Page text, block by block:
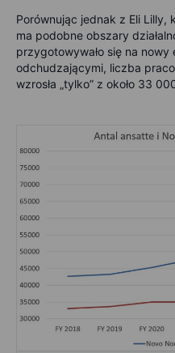
Porównując jednak z Eli
ma podobne obszary
przygotowywało się na
odchudzającymi, liczba
wzrosła „tylko” z około 33